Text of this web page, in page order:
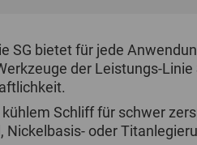
SG bietet für jede
der Leistungs-Linie
Schliff für schwer
oder